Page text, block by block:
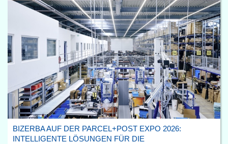
BIZERBA AUF DER PARCEL+POST EXPO 2026:
INTELLIGENTE LÖSUNGEN FÜR DIE